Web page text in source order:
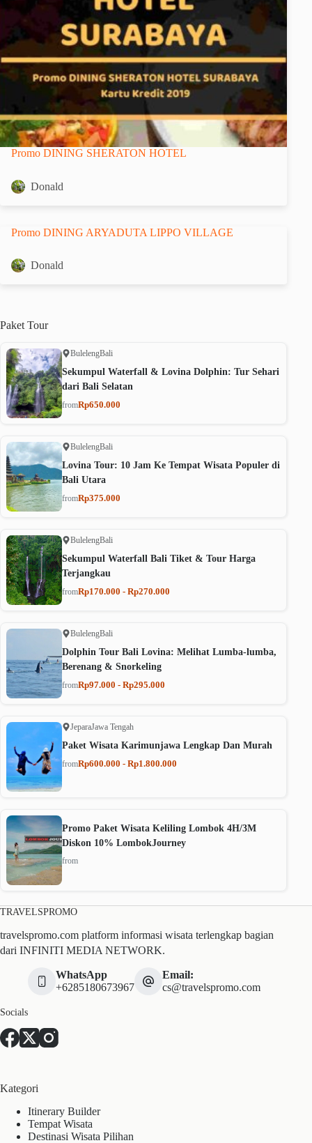
Promo DINING SHERATON HOTEL
Donald
Promo DINING ARYADUTA LIPPO VILLAGE
Donald
Paket Tour
BulelengBali
Sekumpul Waterfall & Lovina Dolphin: Tur Sehari
dari Bali Selatan
fromRp650.000
BulelengBali
Lovina Tour: 10 Jam Ke Tempat Wisata Populer di
Bali Utara
fromRp375.000
BulelengBali
Sekumpul Waterfall Bali Tiket & Tour Harga
Terjangkau
fromRp170.000 - Rp270.000
BulelengBali
Dolphin Tour Bali Lovina: Melihat Lumba-lumba,
Berenang & Snorkeling
fromRp97.000 - Rp295.000
JeparaJawa Tengah
Paket Wisata Karimunjawa Lengkap Dan Murah
fromRp600.000 - Rp1.800.000
Promo Paket Wisata Keliling Lombok 4H/3M
Diskon 10% LombokJourney
from
TRAVELSPROMO
travelspromo.com platform informasi wisata terlengkap bagian
dari INFINITI MEDIA NETWORK.
WhatsApp
+6285180673967
Email:
cs@travelspromo.com
Socials
Kategori
Itinerary Builder
Tempat Wisata
Destinasi Wisata Pilihan